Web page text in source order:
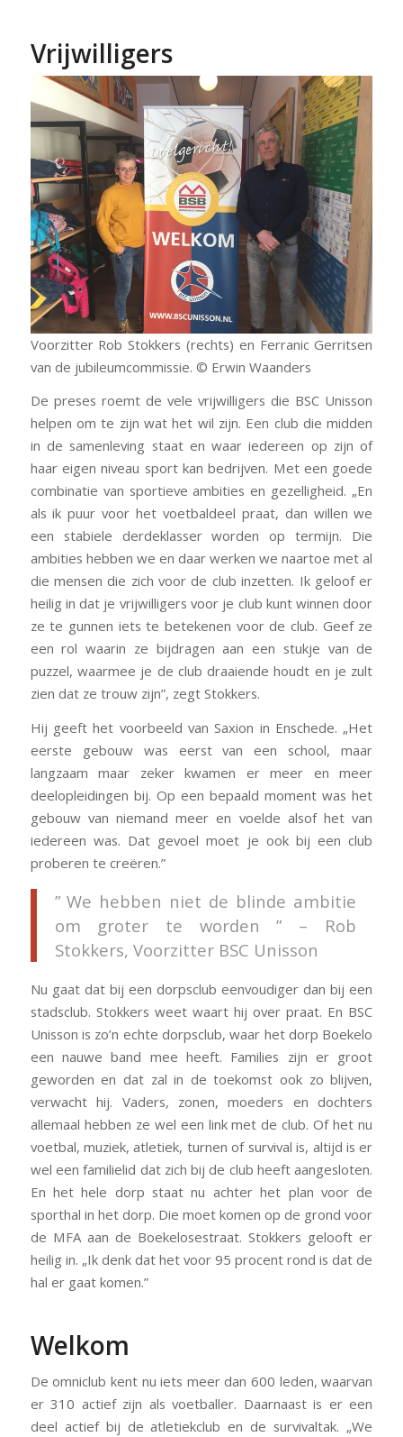
Vrijwilligers
Voorzitter Rob Stokkers (rechts) en Ferranic Gerritsen
van de jubileumcommissie. © Erwin Waanders
De preses roemt de vele vrijwilligers die BSC Unisson
helpen om te zijn wat het wil zijn. Een club die midden
in de samenleving staat en waar iedereen op zijn of
haar eigen niveau sport kan bedrijven. Met een goede
combinatie van sportieve ambities en gezelligheid. „En
als ik puur voor het voetbaldeel praat, dan willen we
een stabiele derdeklasser worden op termijn. Die
ambities hebben we en daar werken we naartoe met al
die mensen die zich voor de club inzetten. Ik geloof er
heilig in dat je vrijwilligers voor je club kunt winnen door
ze te gunnen iets te betekenen voor de club. Geef ze
een rol waarin ze bijdragen aan een stukje van de
puzzel, waarmee je de club draaiende houdt en je zult
zien dat ze trouw zijn”, zegt Stokkers.
Hij geeft het voorbeeld van Saxion in Enschede. „Het
eerste gebouw was eerst van een school, maar
langzaam maar zeker kwamen er meer en meer
deelopleidingen bij. Op een bepaald moment was het
gebouw van niemand meer en voelde alsof het van
iedereen was. Dat gevoel moet je ook bij een club
proberen te creëren.”
” We hebben niet de blinde ambitie
om groter te worden ” – Rob
Stokkers, Voorzitter BSC Unisson
Nu gaat dat bij een dorpsclub eenvoudiger dan bij een
stadsclub. Stokkers weet waart hij over praat. En BSC
Unisson is zo’n echte dorpsclub, waar het dorp Boekelo
een nauwe band mee heeft. Families zijn er groot
geworden en dat zal in de toekomst ook zo blijven,
verwacht hij. Vaders, zonen, moeders en dochters
allemaal hebben ze wel een link met de club. Of het nu
voetbal, muziek, atletiek, turnen of survival is, altijd is er
wel een familielid dat zich bij de club heeft aangesloten.
En het hele dorp staat nu achter het plan voor de
sporthal in het dorp. Die moet komen op de grond voor
de MFA aan de Boekelosestraat. Stokkers gelooft er
heilig in. „Ik denk dat het voor 95 procent rond is dat de
hal er gaat komen.”
Welkom
De omniclub kent nu iets meer dan 600 leden, waarvan
er 310 actief zijn als voetballer. Daarnaast is er een
deel actief bij de atletiekclub en de survivaltak. „We